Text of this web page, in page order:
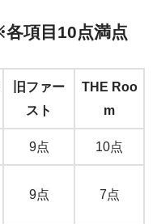
項目10点満点
旧ファー
スト
THE Roo
m
9点 10点
9点 7点